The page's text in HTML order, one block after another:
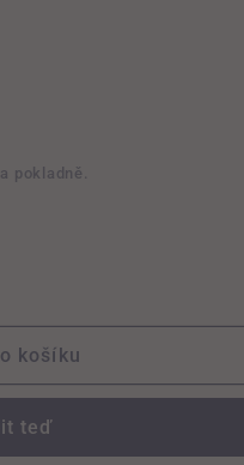
pokladně.
košíku
teď